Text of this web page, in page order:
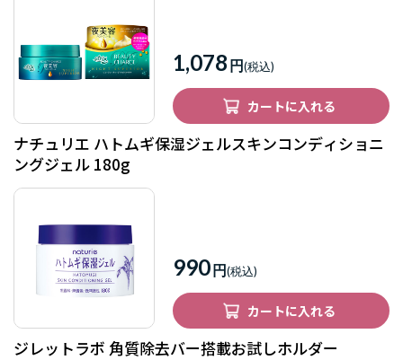
1,078 円
カートに入れる
ナチュリエ ハトムギ保湿ジェルスキンコンディショニ
ングジェル 180g
990 円
カートに入れる
ジレットラボ 角質除去バー搭載お試しホルダー